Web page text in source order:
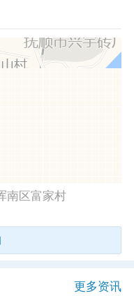
南区富家村
更多资讯